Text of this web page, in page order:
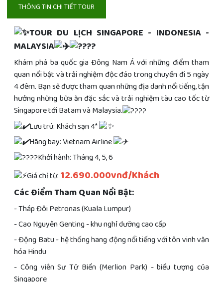
THÔNG TIN CHI TIẾT TOUR
TOUR DU LỊCH SINGAPORE - INDONESIA -
MALAYSIA
Khám phá ba quốc gia Đông Nam Á với những điểm tham
quan nổi bật và trải nghiệm độc đáo trong chuyến đi 5 ngày
4 đêm. Bạn sẽ được tham quan những địa danh nổi tiếng, tận
hưởng những bữa ăn đặc sắc và trải nghiệm tàu cao tốc từ
Singapore tới Batam và Malaysia.
Lưu trú: Khách sạn 4*
Hãng bay: Vietnam Airline
Khởi hành: Tháng 4, 5, 6
Giá chỉ từ: 12.690.000vnđ/Khách
Các Điểm Tham Quan Nổi Bật:
- Tháp Đôi Petronas (Kuala Lumpur)
- Cao Nguyên Genting - khu nghỉ dưỡng cao cấp
- Động Batu - hệ thống hang động nổi tiếng với tôn vinh văn
hóa Hindu
- Công viên Sư Tử Biển (Merlion Park) - biểu tượng của
Singapore